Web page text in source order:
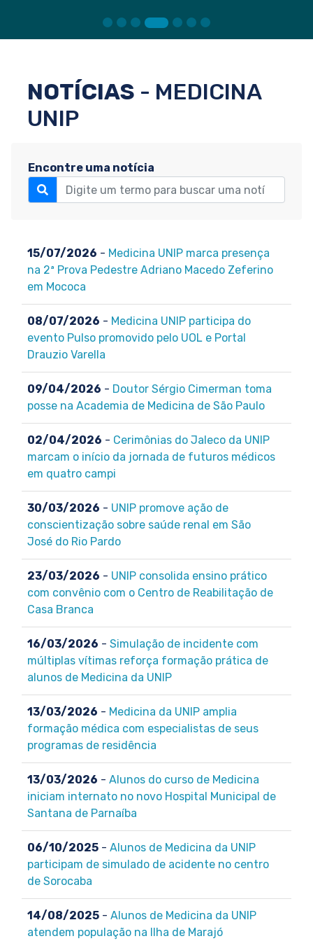
NOTÍCIAS - MEDICINA
UNIP
Encontre uma notícia
15/07/2026 - Medicina UNIP marca presença
na 2ª Prova Pedestre Adriano Macedo Zeferino
em Mococa
08/07/2026 - Medicina UNIP participa do
evento Pulso promovido pelo UOL e Portal
Drauzio Varella
09/04/2026 - Doutor Sérgio Cimerman toma
posse na Academia de Medicina de São Paulo
02/04/2026 - Cerimônias do Jaleco da UNIP
marcam o início da jornada de futuros médicos
em quatro campi
30/03/2026 - UNIP promove ação de
conscientização sobre saúde renal em São
José do Rio Pardo
23/03/2026 - UNIP consolida ensino prático
com convênio com o Centro de Reabilitação de
Casa Branca
16/03/2026 - Simulação de incidente com
múltiplas vítimas reforça formação prática de
alunos de Medicina da UNIP
13/03/2026 - Medicina da UNIP amplia
formação médica com especialistas de seus
programas de residência
13/03/2026 - Alunos do curso de Medicina
iniciam internato no novo Hospital Municipal de
Santana de Parnaíba
06/10/2025 - Alunos de Medicina da UNIP
participam de simulado de acidente no centro
de Sorocaba
14/08/2025 - Alunos de Medicina da UNIP
atendem população na Ilha de Marajó